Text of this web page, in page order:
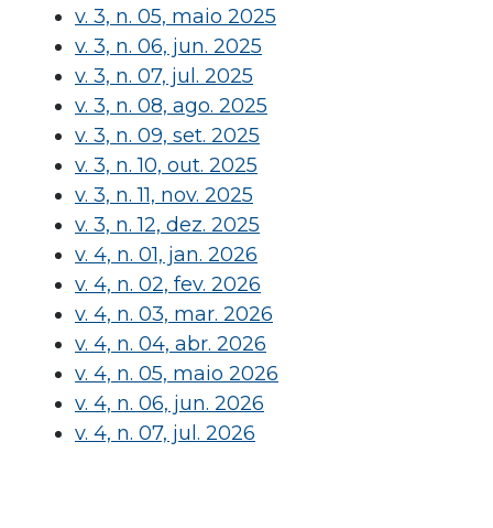
v. 3, n. 05, maio 2025
v. 3, n. 06, jun. 2025
v. 3, n. 07, jul. 2025
v. 3, n. 08, ago. 2025
v. 3, n. 09, set. 2025
v. 3, n. 10, out. 2025
v. 3, n. 11, nov. 2025
v. 3, n. 12, dez. 2025
v. 4, n. 01, jan. 2026
v. 4, n. 02, fev. 2026
v. 4, n. 03, mar. 2026
v. 4, n. 04, abr. 2026
v. 4, n. 05, maio 2026
v. 4, n. 06, jun. 2026
v. 4, n. 07, jul. 2026